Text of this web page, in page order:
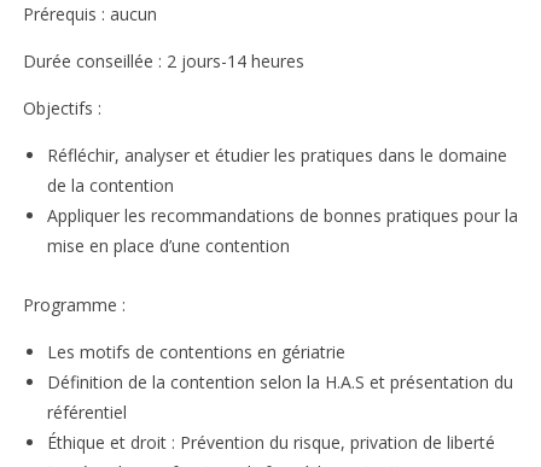
Prérequis : aucun
Durée conseillée : 2 jours-14 heures
Objectifs :
Réfléchir, analyser et étudier les pratiques dans le domaine
de la contention
Appliquer les recommandations de bonnes pratiques pour la
mise en place d’une contention
Programme :
Les motifs de contentions en gériatrie
Définition de la contention selon la H.A.S et présentation du
référentiel
Éthique et droit : Prévention du risque, privation de liberté